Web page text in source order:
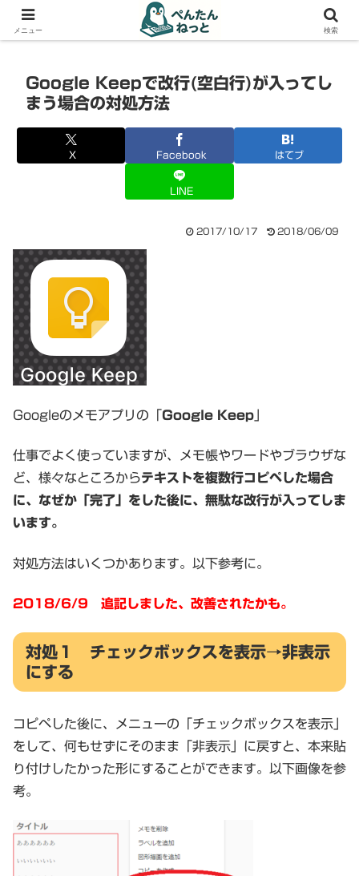
PCやガジェットの備忘録
Google Keepで改行(空白行)が入ってし
まう場合の対処方法
X Facebook はてブ
LINE
2017/10/17 2018/06/09
Googleのメモアプリの「 Google Keep
仕事でよく使っていますが、メモ帳やワードやブラウザな
ど、様々なところからテキストを複数行コピペした場合
に、なぜか「完了」をした後に、無駄な改行が入ってしま
います。
対処方法はいくつかあります。以下参考に。
2018/6/9 追記しました、改善されたかも。
対処１ チェックボックスを表示→非表示
にする
コピペした後に、メニューの「チェックボックスを表示」
をして、何もせずにそのまま「非表示」に戻すと、本来貼
り付けしたかった形にすることができます。以下画像を参
考。
メニュー 検索